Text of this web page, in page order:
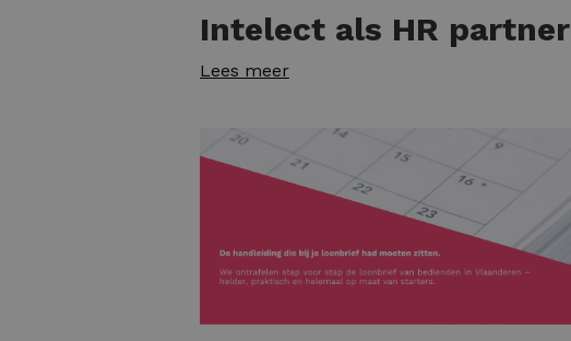
Intelect als HR partner
Lees meer